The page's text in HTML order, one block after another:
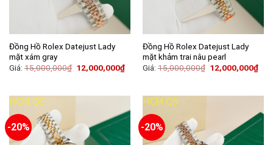
Đồng Hồ Rolex Datejust Lady
mặt xám gray
Giá:15,000,000₫ 12,000,000₫
Đồng Hồ Rolex Datejust Lady
mặt khảm trai nâu pearl
Giá:15,000,000₫ 12,000,000₫
-20% -20%